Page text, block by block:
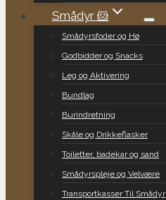
Smådyr 🐹
Smådyrsfoder og Hø
Godbidder og Snacks
Leg og Aktivering
Bundlag
Burindretning
Skåle og Drikkeflasker
Toiletter, badekar og sand
Smådyrspleje og Velvære
Transportkasser Til Smådyr